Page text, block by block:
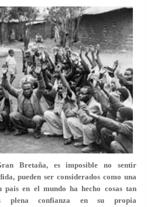
Bretaña, es imposible no sentir
pueden ser considerados como una
país en el mundo ha hecho cosas tan
plena confianza en su propia